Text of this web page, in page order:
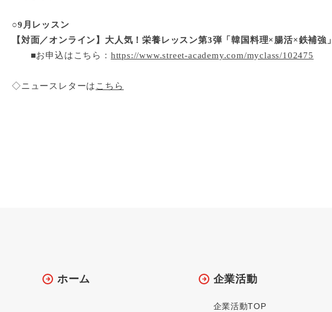
○9月レッスン
【対面／オンライン】大人気！栄養レッスン第3弾「韓国料理×腸活×鉄補強」
■お申込はこちら： https://www.street-academy.com/myclass/102475
◇ニュースレターは こちら
ホーム 企業活動
企業活動TOP